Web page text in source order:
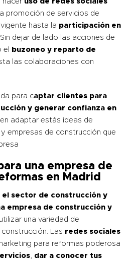
promoción de servicios de
hasta la participación en
Sin dejar de lado las acciones de
el
buzoneo y reparto de
las colaboraciones con
para captar clientes para
y generar confianza en
en adaptar estás ideas de
empresas de construcción que
una empresa de
en Madrid
el sector de construcción y
empresa de construcción y
una variedad de
Las redes sociales
para reformas poderosa
dar a conocer tus